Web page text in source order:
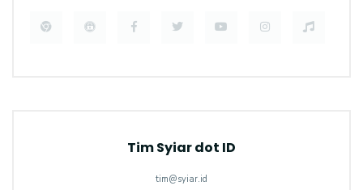
Tim Syiar dot ID
tim@syiar.id